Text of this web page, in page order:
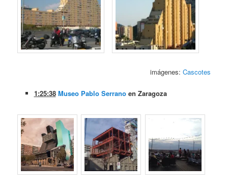
imágenes: Cascotes
1:25:38 Museo Pablo Serranoen Zaragoza